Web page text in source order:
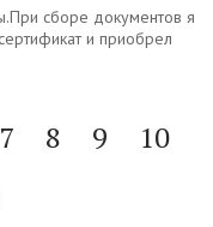
сборе документов я
и приобрел
7 8 9
10